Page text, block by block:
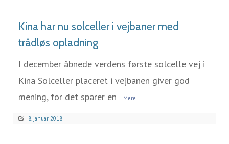
Kina har nu solceller i vejbaner med
trådløs opladning
I december åbnede verdens første solcelle vej i
Kina Solceller placeret i vejbanen giver god
mening, for det sparer en ...Mere
8. januar 2018